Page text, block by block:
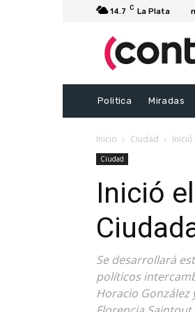
14.7 C La Plata
Politica Miradas
Inicio Ciudad
Ciudad
Inició
Se desarrollará
políticos
Horacio González